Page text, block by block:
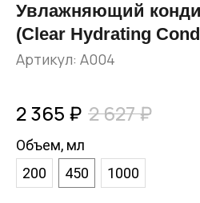
Увлажняющий
(Clear Hydrating
Артикул: A004
2 365 ₽ 2 627₽
Объем, мл
200
450 1000